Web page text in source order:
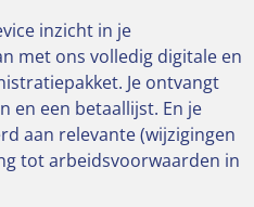
inzicht in je
met ons volledig digitale en
Je ontvangt
en een betaallijst. En je
aan relevante (wijzigingen
tot arbeidsvoorwaarden in